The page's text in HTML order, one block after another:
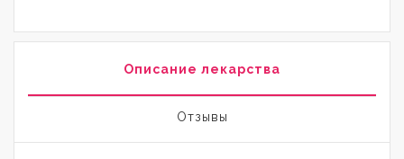
Описание лекарства
Отзывы